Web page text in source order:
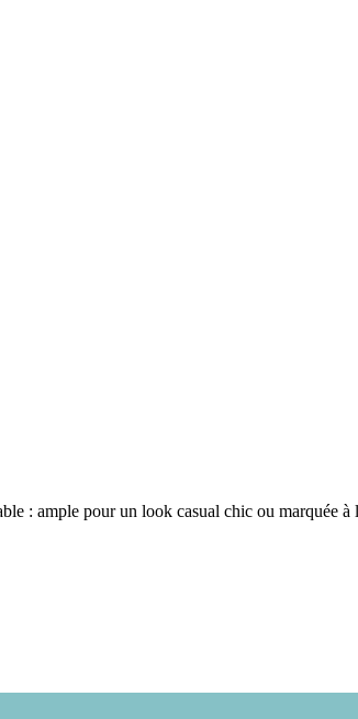
: ample pour un look casual chic ou marquée